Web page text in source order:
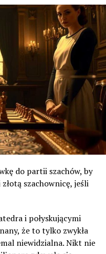
do partii szachów, by
szachownicę, jeśli
i połyskującymi
że to tylko zwykła
niewidzialna. Nikt nie